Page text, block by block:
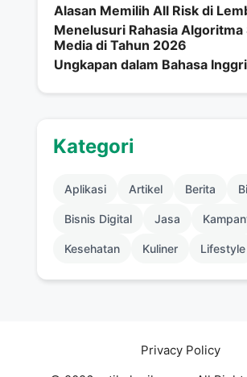
Alasan Memilih All Risk di
Menelusuri Rahasia Algoritma
Media di Tahun 2026
Ungkapan dalam Bahasa
Kategori
Aplikasi Artikel Berita
Bisnis Digital Jasa
Kesehatan Kuliner Lifestyle
Privacy Policy